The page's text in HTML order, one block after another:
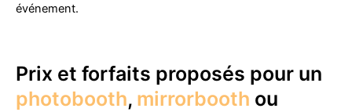
événement.
Prix et forfaits proposés pour un
photobooth, mirrorbooth ou